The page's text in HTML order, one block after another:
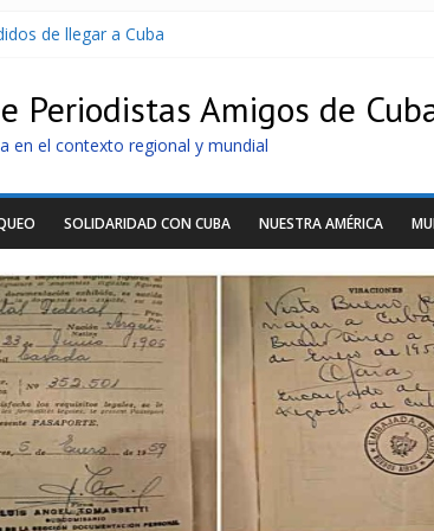
de llegar a Cuba
razonar, moverse y asistir a personas
nuevo apagón
Periodistas Amigos de
en el contexto regional y mundial
SOLIDARIDAD CON CUBA NUESTRA AMÉRICA